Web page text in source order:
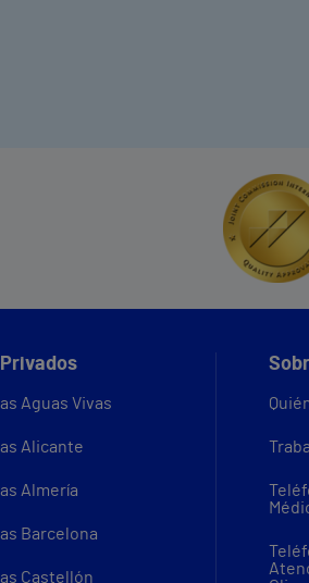
Aguas Vivas
Alicante
Almería
Barcelona
Castellón